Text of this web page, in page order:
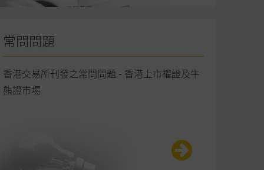
常問問題
香港交易所刊發之常問問題 - 香港上市權證及牛
熊證市場